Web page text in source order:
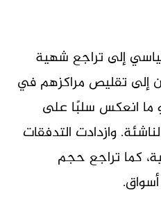
إلى تراجع شهية
إلى تقليص مراكزهم في
ما انعكس سلبًا على
وازدادت التدفقات
كما تراجع حجم